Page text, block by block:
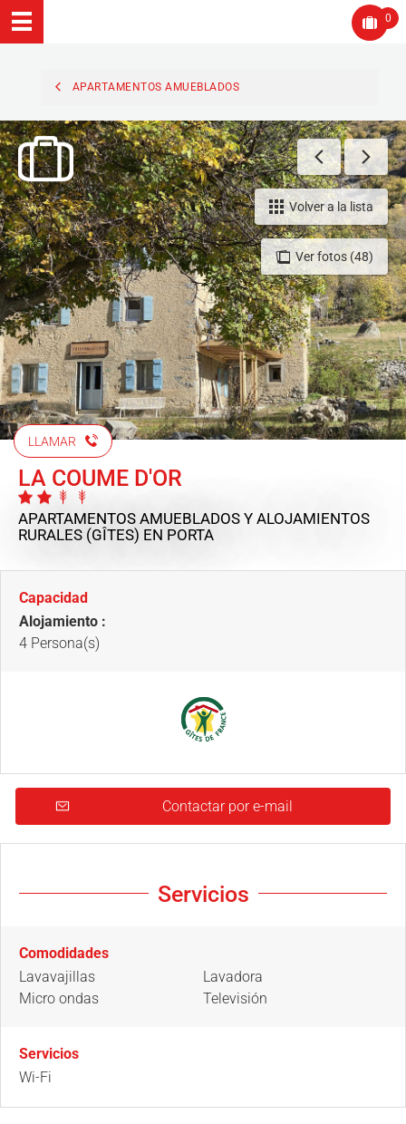
0
APARTAMENTOS AMUEBLADOS
Ver fotos (48)
Volver a la lista
LLAMAR
LA COUME D'OR
APARTAMENTOS AMUEBLADOS Y ALOJAMIENTOS
RURALES (GÎTES) EN PORTA
Capacidad
Alojamiento :
4 Persona(s)
Contactar por e-mail
Servicios
Comodidades
Lavavajillas
Micro ondas
Lavadora
Televisión
Servicios
Wi-Fi